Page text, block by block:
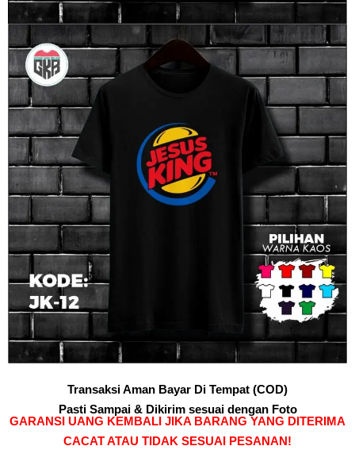
Transaksi Aman Bayar Di Tempat (COD)
Pasti Sampai & Dikirim sesuai dengan Foto
GARANSI UANG KEMBALI JIKA BARANG YANG DITERIMA
CACAT ATAU TIDAK SESUAI PESANAN!